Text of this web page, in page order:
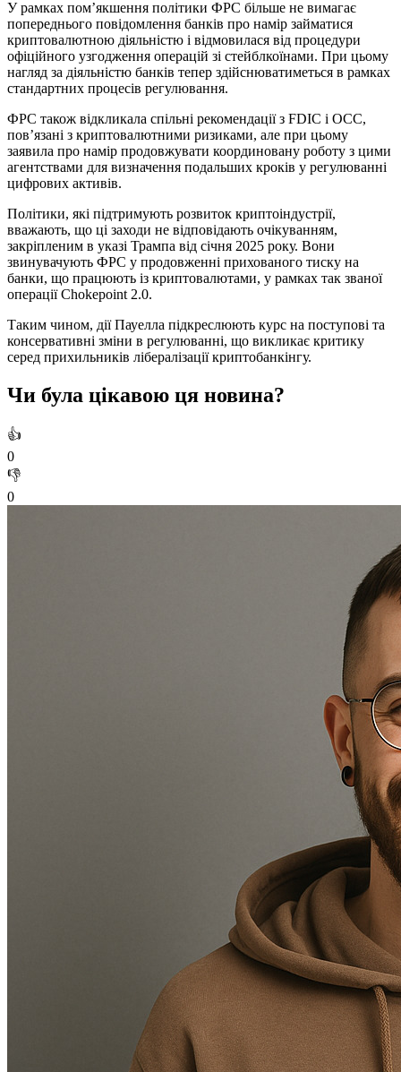
У рамках пом’якшення політики ФРС більше не вимагає
попереднього повідомлення банків про намір займатися
криптовалютною діяльністю і відмовилася від процедури
офіційного узгодження операцій зі стейблкоїнами. При цьому
нагляд за діяльністю банків тепер здійснюватиметься в рамках
стандартних процесів регулювання.
ФРС також відкликала спільні рекомендації з FDIC і OCC,
пов’язані з криптовалютними ризиками, але при цьому
заявила про намір продовжувати координовану роботу з цими
агентствами для визначення подальших кроків у регулюванні
цифрових активів.
Політики, які підтримують розвиток криптоіндустрії,
вважають, що ці заходи не відповідають очікуванням,
закріпленим в указі Трампа від січня 2025 року. Вони
звинувачують ФРС у продовженні прихованого тиску на
банки, що працюють із криптовалютами, у рамках так званої
операції Chokepoint 2.0.
Таким чином, дії Пауелла підкреслюють курс на поступові та
консервативні зміни в регулюванні, що викликає критику
серед прихильників лібералізації криптобанкінгу.
Чи була цікавою ця новина?
👍
0
👎
0